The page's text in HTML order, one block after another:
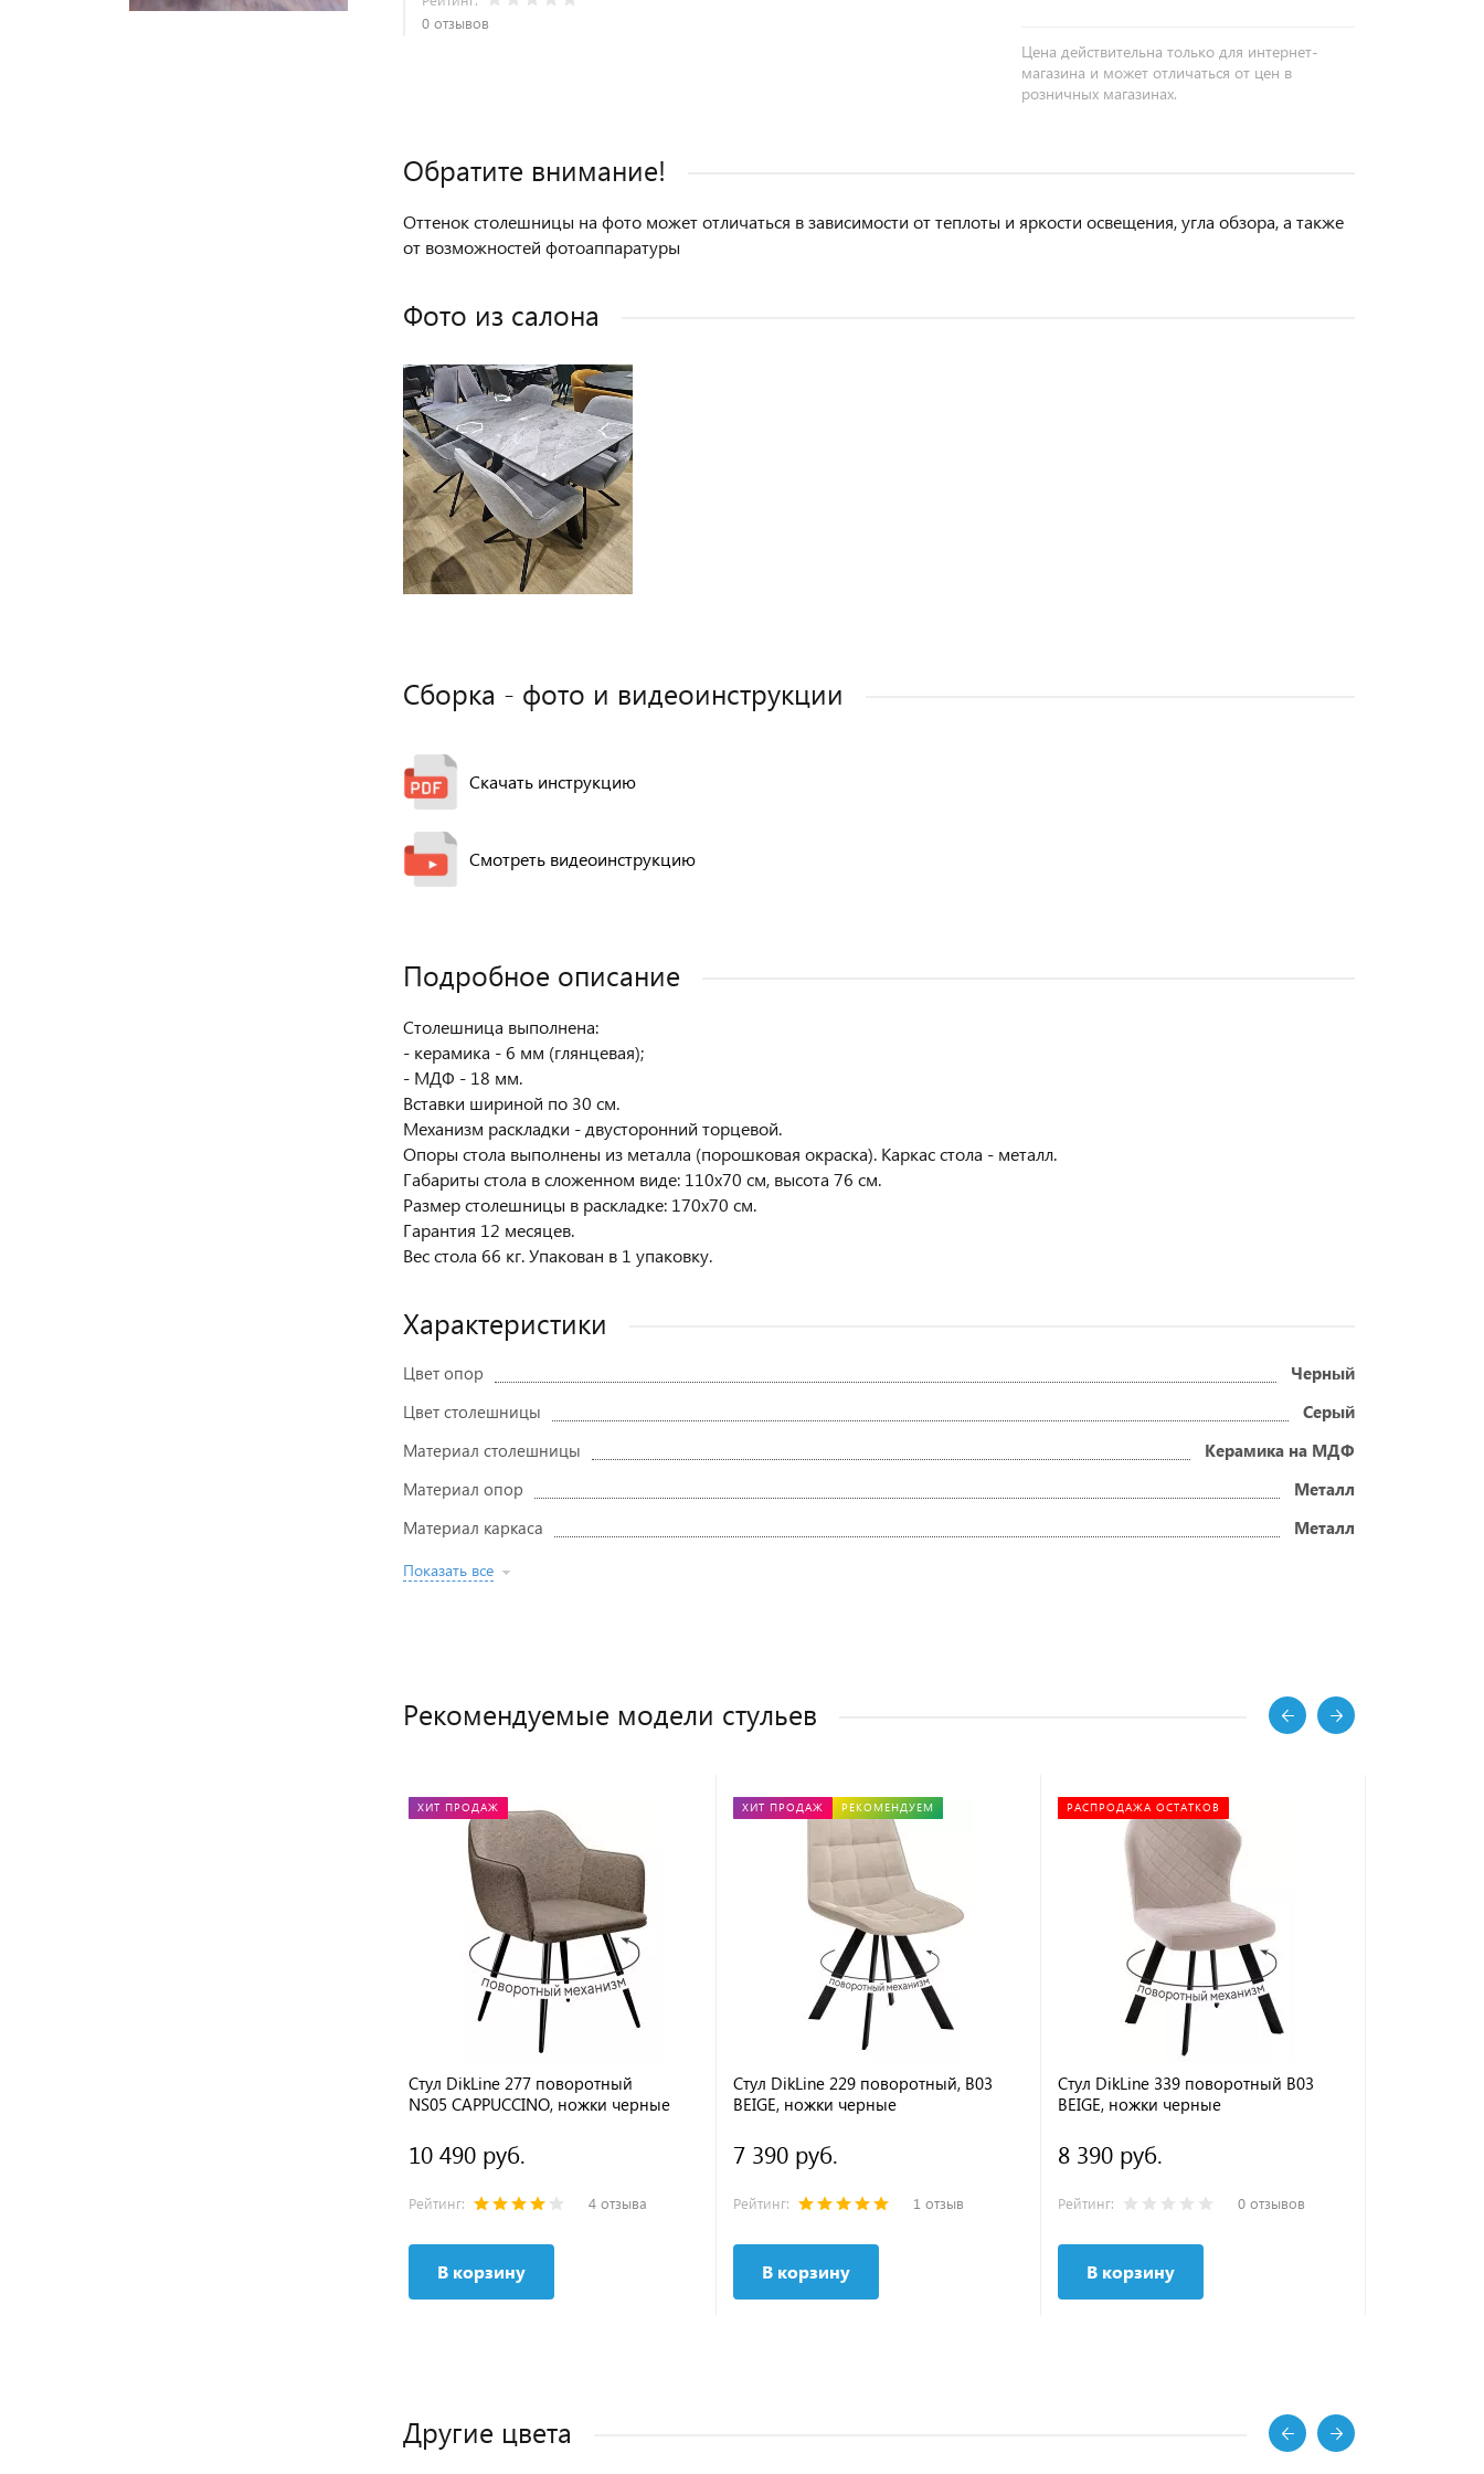
Купить со скидкой
0 отзывов
Цена действительна только для интернет-
магазина и может отличаться от цен в
розничных магазинах.
Обратите внимание!
Оттенок столешницы на фото может отличаться в зависимости от теплоты и яркости освещения, угла обзора, а также
от возможностей фотоаппаратуры
Фото из салона
Сборка - фото и видеоинструкции
Скачать инструкцию
Смотреть видеоинструкцию
Подробное описание
Столешница выполнена:
- керамика - 6 мм (глянцевая);
- МДФ - 18 мм.
Вставки шириной по 30 см.
Механизм раскладки - двусторонний торцевой.
Опоры стола выполнены из металла (порошковая окраска). Каркас стола - металл.
Габариты стола в сложенном виде: 110х70 см, высота 76 см.
Размер столешницы в раскладке: 170х70 см.
Гарантия 12 месяцев.
Вес стола 66 кг. Упакован в 1 упаковку.
Характеристики
Цвет опор
Черный
Цвет столешницы
Серый
Материал столешницы
Керамика на МДФ
Материал опор
Металл
Материал каркаса
Металл
Показать все
Рекомендуемые модели стульев
ХИТ ПРОДАЖ
Стул DikLine 277 поворотный
NS05 CAPPUCCINO, ножки черные
10 490 руб.
Рейтинг: 4 отзыва
В корзину
ХИТ ПРОДАЖ РЕКОМЕНДУЕМ
Стул DikLine 229 поворотный, B03
BEIGE, ножки черные
7 390 руб.
Рейтинг: 1 отзыв
В корзину
РАСПРОДАЖА ОСТАТКОВ
Стул DikLine 339 поворотный B03
BEIGE, ножки черные
8 390 руб.
Рейтинг: 0 отзывов
В корзину
Другие цвета